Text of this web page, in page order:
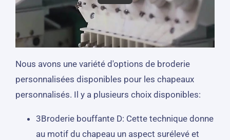
Nous avons une variété d'options de broderie
personnalisées disponibles pour les chapeaux
personnalisés. Il y a plusieurs choix disponibles:
3Broderie bouffante D: Cette technique donne
au motif du chapeau un aspect surélevé et